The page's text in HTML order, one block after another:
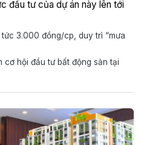
đầu tư của dự án này lên tới
3.000 đồng/cp, duy trì “mưa
cơ hội đầu tư bất động sản tại